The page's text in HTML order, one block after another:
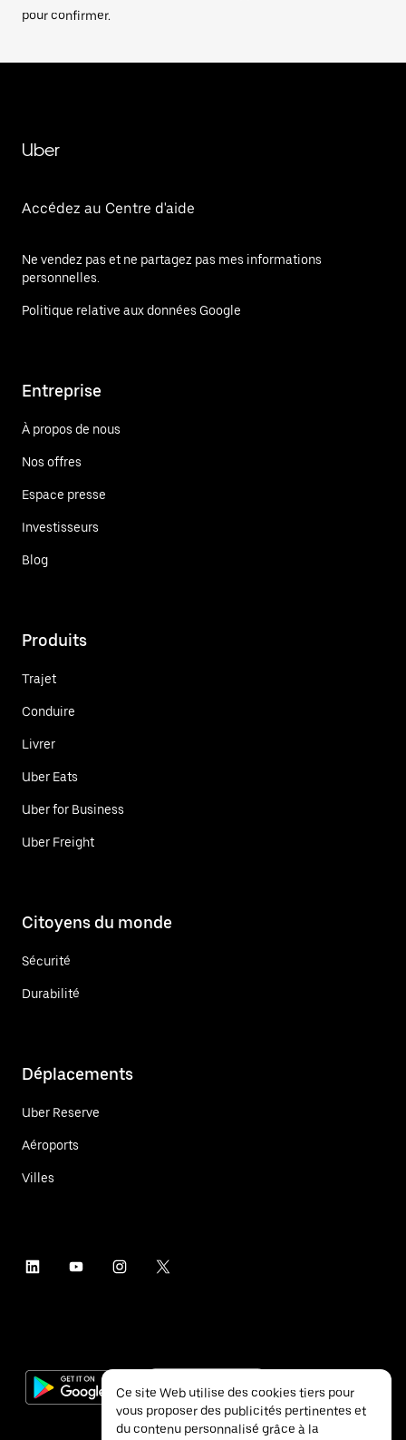
pour confirmer.
Uber
Accédez au Centre d'aide
Ne vendez pas et ne partagez pas mes informations
personnelles.
Politique relative aux données Google
Entreprise
À propos de nous
Nos offres
Espace presse
Investisseurs
Blog
Produits
Trajet
Conduire
Livrer
Uber Eats
Uber for Business
Uber Freight
Citoyens du monde
Sécurité
Durabilité
Déplacements
Uber Reserve
Aéroports
Villes
Ce site Web utilise des cookies tiers pour
vous proposer des publicités pertinentes et
du contenu personnalisé grâce à la